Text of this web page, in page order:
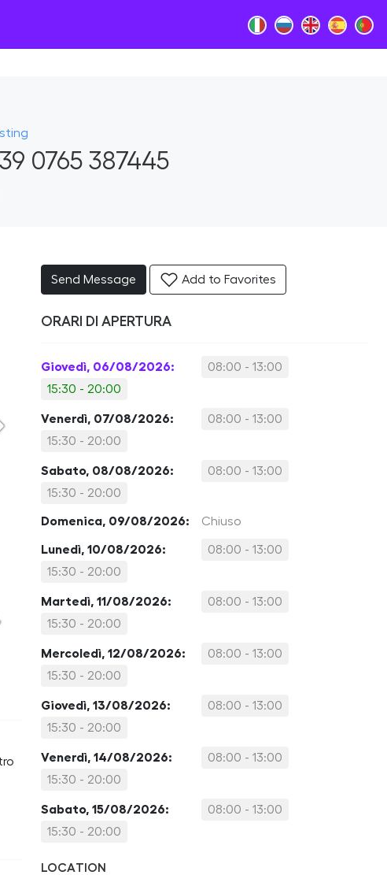
0765 387445
Send Message Add to Favorites
ORARI DI APERTURA
Giovedì, 06/08/2026:
08:00 - 13:00
15:30 - 20:00
Venerdì, 07/08/2026:
08:00 - 13:00
15:30 - 20:00
Sabato, 08/08/2026:
08:00 - 13:00
15:30 - 20:00
Domenica, 09/08/2026: Chiuso
Lunedì, 10/08/2026:
08:00 - 13:00
15:30 - 20:00
Martedì, 11/08/2026:
08:00 - 13:00
15:30 - 20:00
Mercoledì, 12/08/2026:
08:00 - 13:00
15:30 - 20:00
Giovedì, 13/08/2026:
08:00 - 13:00
15:30 - 20:00
Venerdì, 14/08/2026:
08:00 - 13:00
15:30 - 20:00
Sabato, 15/08/2026:
08:00 - 13:00
15:30 - 20:00
LOCATION